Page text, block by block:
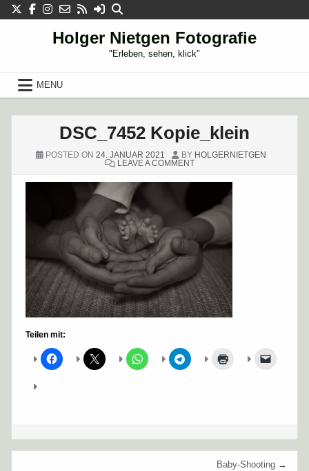
Skip
to
Holger Nietgen Fotografie
"Erleben, sehen, klick"
MENU
DSC_7452 Kopie_klein
POSTED ON 24. JANUAR 2021 BY HOLGERNIETGEN
LEAVE A COMMENTON
Teilen mit:
Baby-Shooting →